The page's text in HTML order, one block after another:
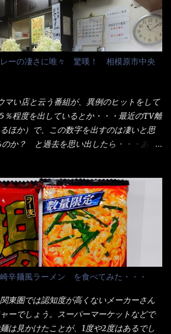
べ進むうちに、麺が伸びてしまうだろ
た直後のままで、食べ進められるじゃな
すを満タンに用意して、山葵も2つ。 そ
、汁が薄まらない！ これだよ、こ
んと共に汁の方へ湯までも入ってしま
にスープが絡む現象ですな。 結局、伸び
く・・最後の方で＜だし汁＞を少し追加
だけど、得サイズは全てお腹の中へ収まっ
苦しいと云う事も無いな！ まだ鶏天1個位
事で、今回＜釜揚げうどんの湯無し＞を
が残っているのは、官公庁や超大手企業戦
界でしょう。 要は、ゴマスリ・・・てな
云えば、大阪誕生→全国区（北海道と沖縄
饂飩チェーン店大手といっても過言では
、毎日饂飩を打っているので饂飩好きの
！と云う人も居るらしい・・ そんな大手
関係があるのか？ 箱詰め乾麺！ このパッ
いなく贈答用目的でしょう。 そんな贈答
もやメガドンキで発見し購入！ 中身は、
の束が6束／一パックになっており、それ
。 で私は幾らで、メガドンキでゲットし
に言いづらい・・・色々と各方面へ忖度し
し上げましょう。 早速1袋を大釜で茹で～
げた状態です。 当家には、高齢者がいる
茹で上がった饂飩は、お店の饂飩に比べ
と云えば、稲庭饂飩的な太さですね。 さ
るか？ 長葱無かったので、玉葱を刻んで
けうどん！ 冷やし釜あげうどん～です。
く張って饂飩を盛り付け、お椀に昆布出
。 これでツルツル～と頂きました。 良い
ーの凄さに唯々 驚嘆！ 相模原市中央
マい店と云う番組が、異例のヒットをして
％程度を出しているとか・・・最近のTV離
ほか）で、この数字を出すのは凄いと思
のか？ と過去を思い出したら・・・あっ
を見て欲しい！ カウンターに置かれた＜
気づいたでしょう！ 何かキャベツが山じ
です。 これが標準なのです。 普通のとん
たら、10人前ほどあるか？ 値段的には、
）＋定食セット350円程と値段的には、そ
が、客足が絶えない人気店である。 そん
ーズナブルで頂ける＜映え＞るメニュー
これです。 当時1,000円税込だった
と思うけど・・・ これが出てくると、カ
が飛ぶ！ 写真は、キャベツ少なめでお願
ズは、直径30cmほどあります。 そこに
麺風ラーメン を食べてみた・・・
東圏では認知度が高くないメーカーさん
ーでしょう。スーパーマーケットなどで
は見かけたことが、1度や2度はあるでし